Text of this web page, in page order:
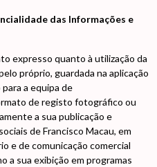
das Informações e
expresso quanto à utilização da
próprio, guardada na aplicação
a equipa de
de registo fotográfico ou
a sua publicação e
de Francisco Macau, em
e de comunicação comercial
a sua exibição em programas